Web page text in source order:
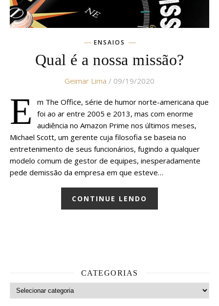
ENSAIOS
Qual é a nossa missão?
Geimar Lima / 09/19/2020
E
m The Office, série de humor norte-americana que
foi ao ar entre 2005 e 2013, mas com enorme
audiência no Amazon Prime nos últimos meses,
Michael Scott, um gerente cuja filosofia se baseia no
entretenimento de seus funcionários, fugindo a qualquer
modelo comum de gestor de equipes, inesperadamente
pede demissão da empresa em que esteve…
CONTINUE LENDO
CATEGORIAS
Categorias